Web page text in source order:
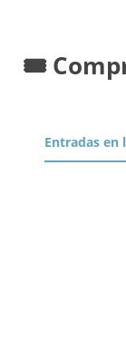
🎟️
Entradas en